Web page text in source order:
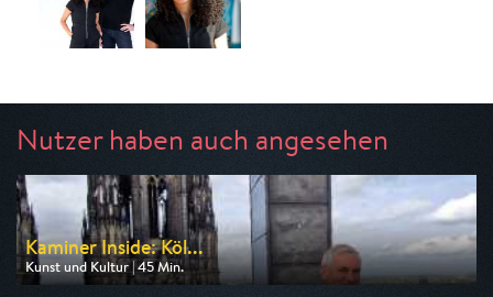
Nutzer haben auch angesehen
Kaminer Inside: Köl...
Kunst und Kultur | 45 Min.
Ausgestrahlt von 3sat